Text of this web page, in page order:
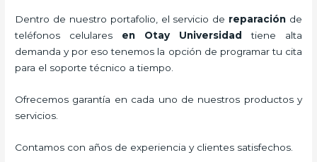
Dentro de nuestro portafolio, el servicio de reparación de
teléfonos celulares
en Otay Universidad
tiene alta
demanda y por eso tenemos la opción de programar tu cita
para el soporte técnico a tiempo.
Ofrecemos garantía en cada uno de nuestros productos y
servicios.
Contamos con años de experiencia y clientes satisfechos.